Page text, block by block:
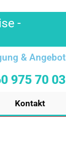
-
& Angebot
975 70 03
Kontakt